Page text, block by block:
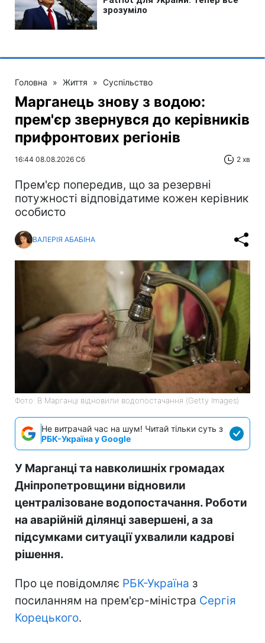
Головна » Життя » Суспільство
Марганець знову з водою:
прем'єр звернувся до керівників
прифронтових регіонів
16:44 08.08.2026 Сб 2 хв
Прем'єр попередив, що за резервні
потужності відповідатиме кожен керівник
особисто
ВАЛЕРІЯ АБАБІНА
Фото: В Марганці відновили водопостачання (Getty Images)
Не витрачай час на шум! Читай тільки суть з
РБК-Україна у Google
У Марганці та навколишніх громадах
Дніпропетровщини відновили
централізоване водопостачання. Роботи
на аварійній ділянці завершені, а за
підсумками ситуації ухвалили кадрові
рішення.
Про це повідомляє РБК-Україна з
посиланням на прем'єр-міністра Сергія
Корецького.